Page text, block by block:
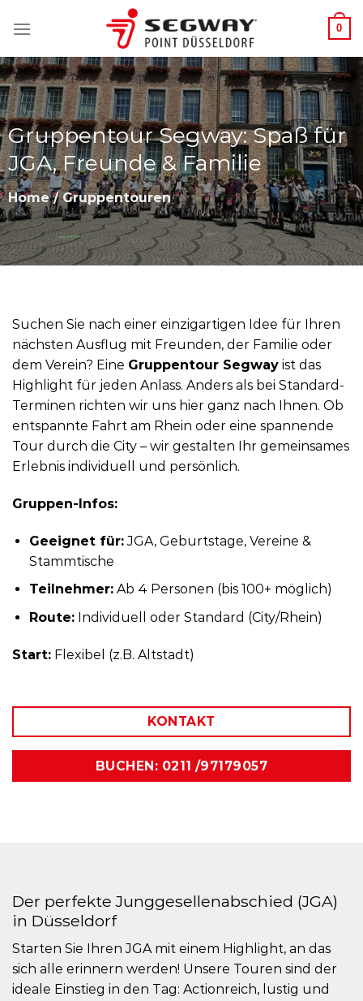
Inhalt
0
Gruppentour Segway: Spaß für
JGA, Freunde & Familie
Home/ Gruppentouren
Suchen Sie nach einer einzigartigen Idee für Ihren
nächsten Ausflug mit Freunden, der Familie oder
dem Verein? Eine Gruppentour Segway ist das
Highlight für jeden Anlass. Anders als bei Standard-
Terminen richten wir uns hier ganz nach Ihnen. Ob
entspannte Fahrt am Rhein oder eine spannende
Tour durch die City – wir gestalten Ihr gemeinsames
Erlebnis individuell und persönlich.
Gruppen-Infos:
Geeignet für:JGA, Geburtstage, Vereine &
Stammtische
Teilnehmer:Ab 4 Personen (bis 100+ möglich)
Route:Individuell oder Standard (City/Rhein)
Start: Flexibel (z.B. Altstadt)
KONTAKT
BUCHEN: 0211 /97179057
Der perfekte Junggesellenabschied (JGA)
in Düsseldorf
Starten Sie Ihren JGA mit einem Highlight, an das
sich alle erinnern werden! Unsere Touren sind der
ideale Einstieg in den Tag: Actionreich, lustig und